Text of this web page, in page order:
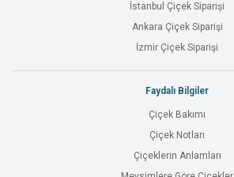
İstanbul Çiçek Siparişi
Ankara Çiçek Siparişi
İzmir Çiçek Siparişi
Faydalı Bilgiler
Çiçek Bakımı
Çiçek Notları
Çiçeklerin Anlamları